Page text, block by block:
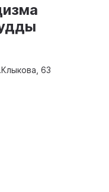
63